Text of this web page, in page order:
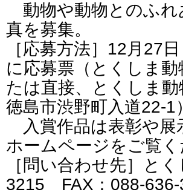
動物や動物とのふれ
真を募集。
［応募方法］12月27
に応募票（とくしま
たは直接、とくしま
徳島市渋野町入道22-1
入賞作品は表彰や展
ホームページをご覧く
［問い合わせ先］と
3215 FAX：088-636-